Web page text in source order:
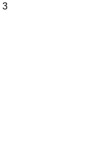
3